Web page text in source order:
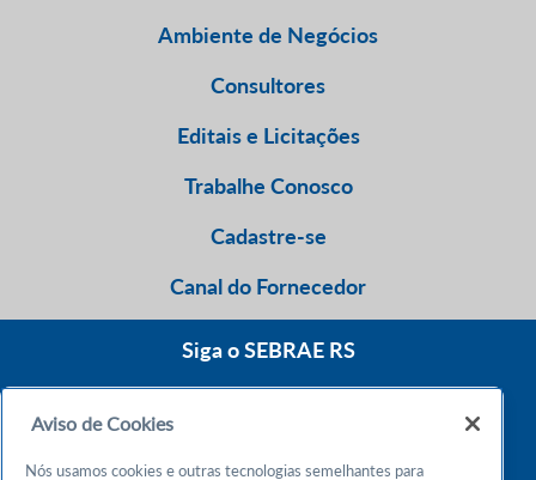
Ambiente de Negócios
Consultores
Editais e Licitações
Trabalhe Conosco
Cadastre-se
Canal do Fornecedor
Siga o SEBRAE RS
Aviso de Cookies
Nós usamos cookies e outras tecnologias semelhantes para